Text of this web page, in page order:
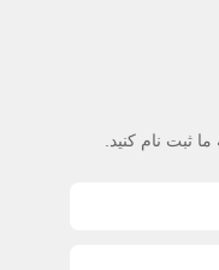
ثبت نام کنید.